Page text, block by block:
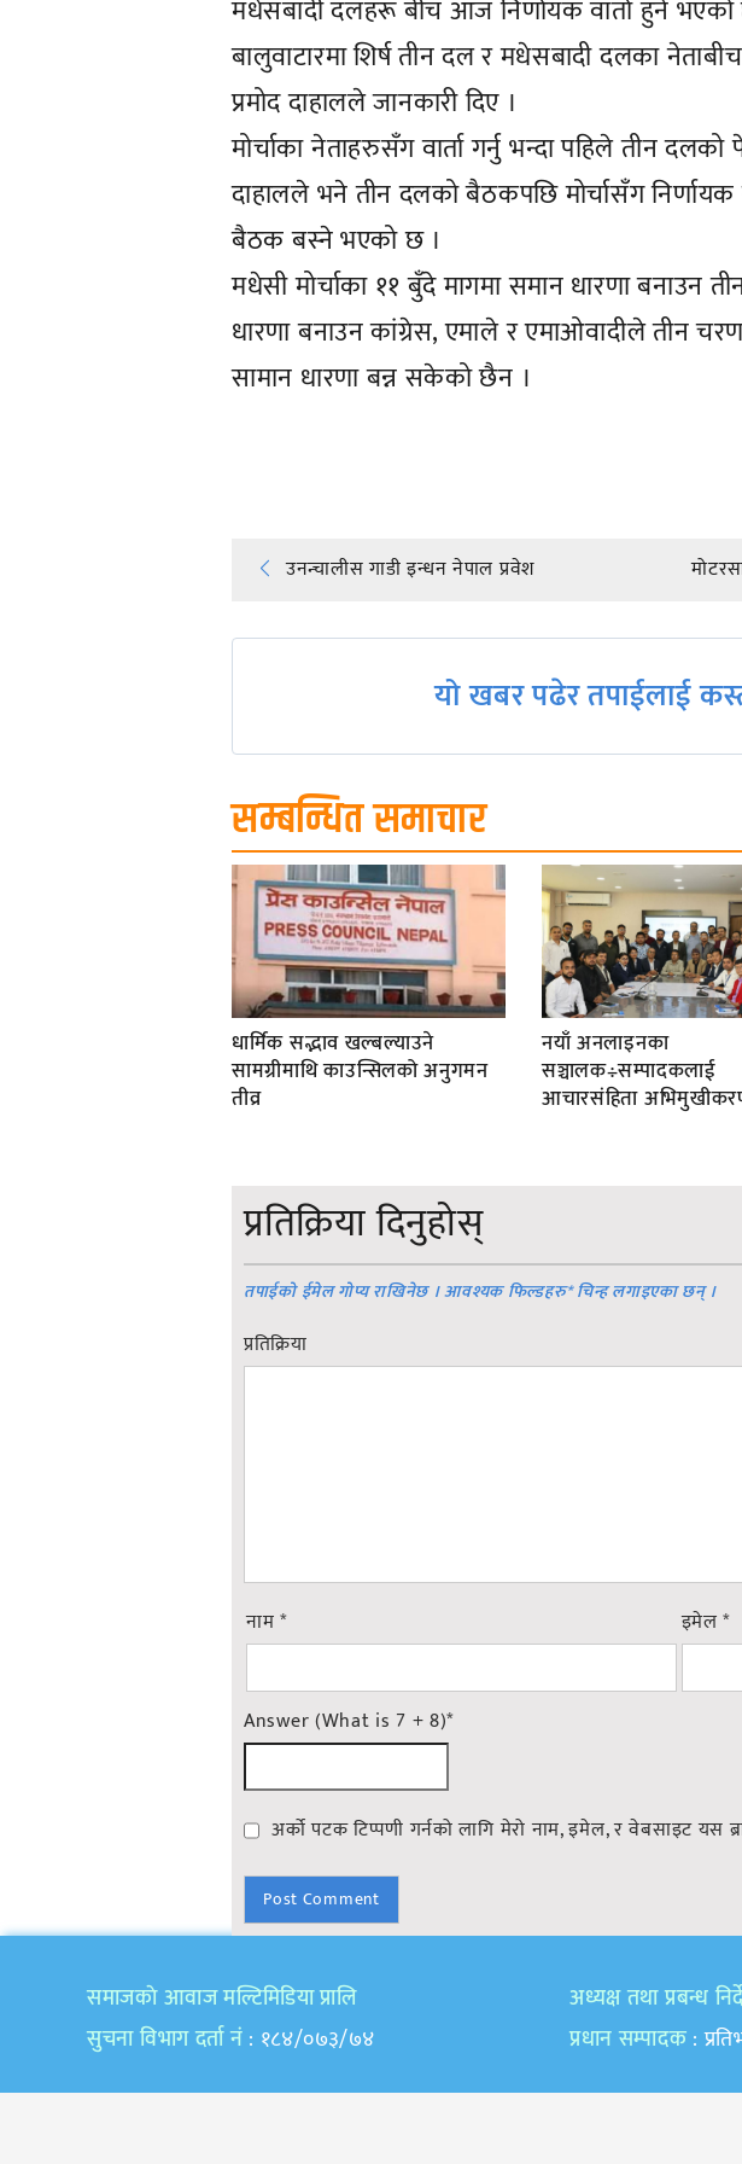
मधेसबादी दलहरू बीच आज निर्णायक वार्ता हुने
बालुवाटारमा शिर्ष तीन दल र मधेसबादी दलका नेताबीच
प्रमोद दाहालले जानकारी दिए ।
मोर्चाका नेताहरुसँग वार्ता गर्नु भन्दा पहिले तीन
दाहालले भने तीन दलको बैठकपछि मोर्चासँग
बैठक बस्ने भएको छ ।
मधेसी मोर्चाका ११ बुँदे मागमा समान धारणा बनाउन
धारणा बनाउन कांग्रेस, एमाले र एमाओवादीले तीन
सामान धारणा बन्न सकेको छैन ।
Post
navigation
उनन्चालीस गाडी इन्धन नेपाल प्रवेश
यो खबर पढेर तपाईलाई
सम्बन्धित समाचार
धार्मिक सद्भाव खल्बल्याउने
सामग्रीमाथि काउन्सिलको अनुगमन
तीव्र
नयाँ अनलाइनका
सञ्चालक÷सम्पादकलाई
आचारसंहिता
प्रतिक्रिया दिनुहोस्
तपाईको ईमेल गोप्य राखिनेछ । आवश्यक फिल्डहरु*चिन्ह लगाइएका छन् ।
प्रतिक्रिया
नाम* इमेल*
Answer (What is 7 + 8)*
अर्को पटक टिप्पणी गर्नको लागि मेरो नाम, इमेल, र वेबसाइट यस
समाजकाे आवाज मल्टिमिडिया प्रालि
सुचना विभाग दर्ता नं : १८४/०७३/७४
अध्यक्ष तथा प्रबन्ध
प्रधान सम्पादक :